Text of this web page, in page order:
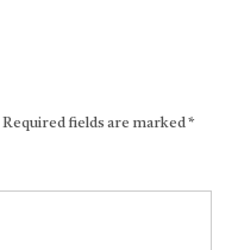
Required fields are marked*